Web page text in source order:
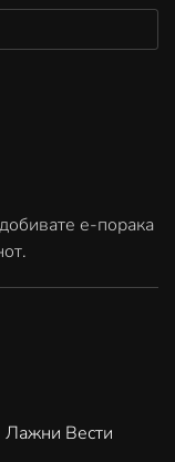
е-порака
Лажни Вести